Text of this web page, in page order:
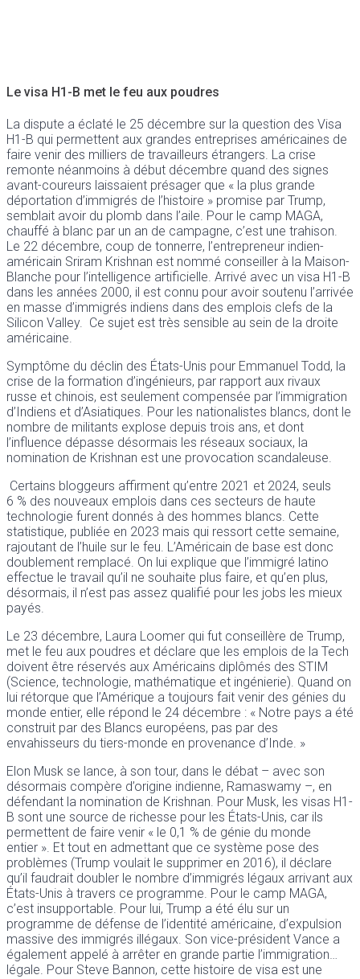
Le visa H1-B met le feu aux poudres
La dispute a éclaté le 25 décembre sur la question des Visa
H1-B qui permettent aux grandes entreprises américaines de
faire venir des milliers de travailleurs étrangers. La crise
remonte néanmoins à début décembre quand des signes
avant-coureurs laissaient présager que « la plus grande
déportation d’immigrés de l’histoire » promise par Trump,
semblait avoir du plomb dans l’aile. Pour le camp MAGA,
chauffé à blanc par un an de campagne, c’est une trahison.
Le 22 décembre, coup de tonnerre, l’entrepreneur indien-
américain Sriram Krishnan est nommé conseiller à la Maison-
Blanche pour l’intelligence artificielle. Arrivé avec un visa H1-B
dans les années 2000, il est connu pour avoir soutenu l’arrivée
en masse d’immigrés indiens dans des emplois clefs de la
Silicon Valley. Ce sujet est très sensible au sein de la droite
américaine.
Symptôme du déclin des États-Unis pour Emmanuel Todd, la
crise de la formation d’ingénieurs, par rapport aux rivaux
russe et chinois, est seulement compensée par l’immigration
d’Indiens et d’Asiatiques. Pour les nationalistes blancs, dont le
nombre de militants explose depuis trois ans, et dont
l’influence dépasse désormais les réseaux sociaux, la
nomination de Krishnan est une provocation scandaleuse.
Certains bloggeurs affirment qu’entre 2021 et 2024, seuls
6 % des nouveaux emplois dans ces secteurs de haute
technologie furent donnés à des hommes blancs. Cette
statistique, publiée en 2023 mais qui ressort cette semaine,
rajoutant de l’huile sur le feu. L’Américain de base est donc
doublement remplacé. On lui explique que l’immigré latino
effectue le travail qu’il ne souhaite plus faire, et qu’en plus,
désormais, il n’est pas assez qualifié pour les jobs les mieux
payés.
Le 23 décembre, Laura Loomer qui fut conseillère de Trump,
met le feu aux poudres et déclare que les emplois de la Tech
doivent être réservés aux Américains diplômés des STIM
(Science, technologie, mathématique et ingénierie). Quand on
lui rétorque que l’Amérique a toujours fait venir des génies du
monde entier, elle répond le 24 décembre : « Notre pays a été
construit par des Blancs européens, pas par des
envahisseurs du tiers-monde en provenance d’Inde. »
Elon Musk se lance, à son tour, dans le débat – avec son
désormais compère d’origine indienne, Ramaswamy –, en
défendant la nomination de Krishnan. Pour Musk, les visas H1-
B sont une source de richesse pour les États-Unis, car ils
permettent de faire venir « le 0,1 % de génie du monde
entier ». Et tout en admettant que ce système pose des
problèmes (Trump voulait le supprimer en 2016), il déclare
qu’il faudrait doubler le nombre d’immigrés légaux arrivant aux
États-Unis à travers ce programme. Pour le camp MAGA,
c’est insupportable. Pour lui, Trump a été élu sur un
programme de défense de l’identité américaine, d’expulsion
massive des immigrés illégaux. Son vice-président Vance a
également appelé à arrêter en grande partie l’immigration…
légale. Pour Steve Bannon, cette histoire de visa est une